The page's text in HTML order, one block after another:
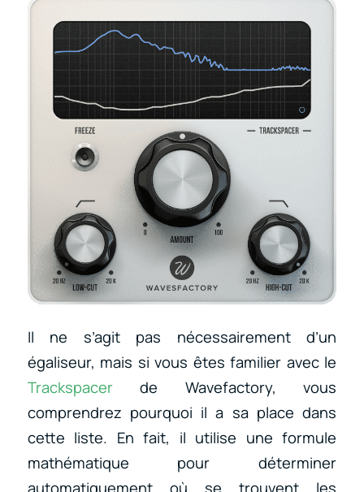
Il ne s’agit pas nécessairement d’un
égaliseur, mais si vous êtes familier avec le
Trackspacerde Wavefactory, vous
comprendrez pourquoi il a sa place dans
cette liste. En fait, il utilise une formule
mathématique pour déterminer